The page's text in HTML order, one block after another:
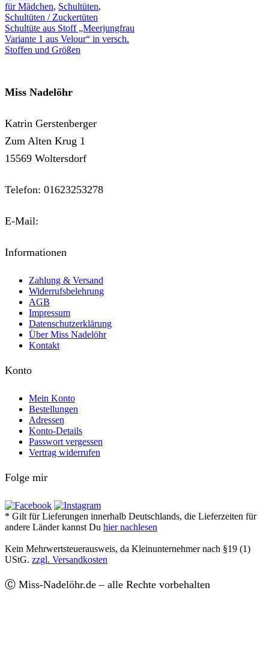
für Mädchen, Schultüten,
Schultüten / Zuckertüten
Schultüte aus Stoff „Meerjungfrau
Variante 1 aus Velour“ in versch.
Stoffen und Größen
Miss Nadelöhr
Katrin Gerstenberger
Zum Alten Krug 1
15569 Woltersdorf
Telefon: 01623253278
E-Mail:
Informationen
Zahlung & Versand
Widerrufsbelehrung
AGB
Impressum
Datenschutzerklärung
Über Miss Nadelöhr
Kontakt
Konto
Mein Konto
Bestellungen
Adressen
Konto-Details
Passwort vergessen
Vertrag widerrufen
Folge mir
* Gilt für Lieferungen innerhalb Deutschlands, die Lieferzeiten für
andere Länder kannst Du hier nachlesen
Kein Mehrwertsteuerausweis, da Kleinunternehmer nach §19 (1)
UStG. zzgl. Versandkosten
Ⓒ Miss-Nadelöhr.de – alle Rechte vorbehalten